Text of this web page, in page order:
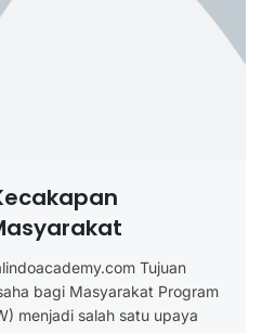
Tujuan
bagi Masyarakat Program
menjadi salah satu upaya